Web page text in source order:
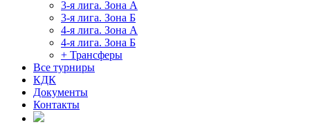
3-я лига. Зона А
3-я лига. Зона Б
4-я лига. Зона А
4-я лига. Зона Б
+ Трансферы
Все турниры
КДК
Документы
Контакты